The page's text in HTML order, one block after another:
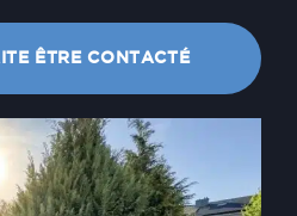
ÊTRE CONTACTÉ